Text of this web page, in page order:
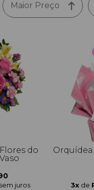
Maior Preço
do
sem juros 3x de